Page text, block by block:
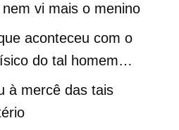
vi mais o menino
aconteceu com o
do tal homem…
à mercê das tais